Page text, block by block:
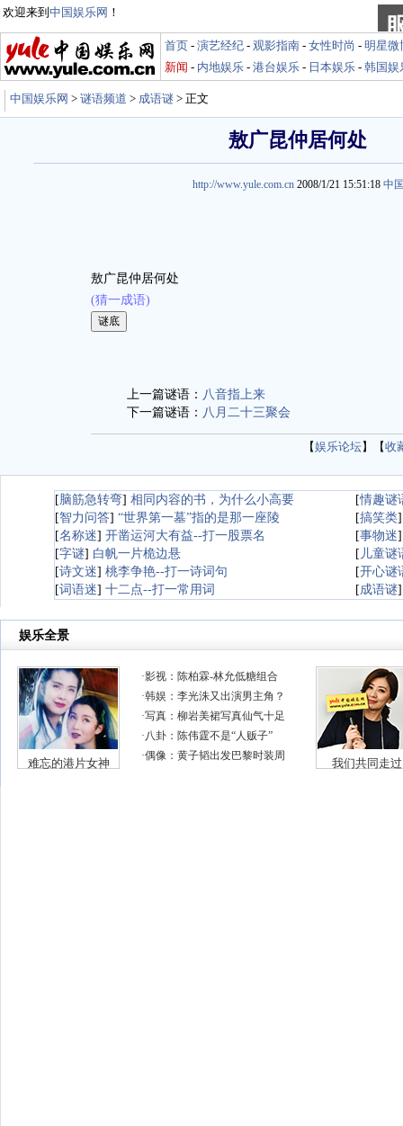
欢迎来到 中国娱乐网 ！
首页 - 演艺经纪 - 观影指南 - 女性时尚 - 明星微
新闻 - 内地娱乐 - 港台娱乐 - 日本娱乐 - 韩国娱
中国娱乐网 > 谜语频道 > 成语谜 > 正文
敖广昆仲居何处
http://www.yule.com.cn 2008/1/21 15:51:18 中
敖广昆仲居何处
(猜一成语)
上一篇谜语： 八音指上来
下一篇谜语： 八月二十三聚会
【娱乐论坛】【收
[脑筋急转弯] 相同内容的书，为什么小高要 [情趣谜
[智力问答] “世界第一墓”指的是那一座陵 [搞笑类
[名称迷] 开凿运河大有益--打一股票名 [事物迷
[字谜] 白帆一片桅边悬 [ 儿童谜
[诗文迷] 桃李争艳--打一诗词句 [开心谜
[词语迷] 十二点--打一常用词 [成语谜